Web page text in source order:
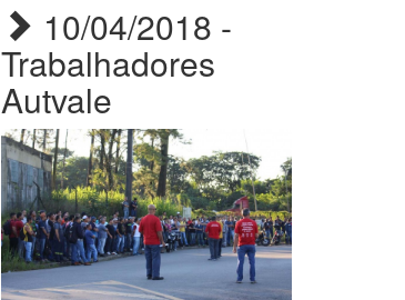
10/04/2018 -
Trabalhadores
Autvale